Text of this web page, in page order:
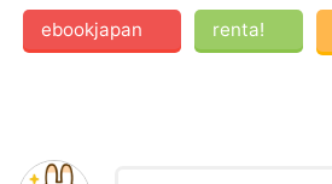
ebookjapan renta!